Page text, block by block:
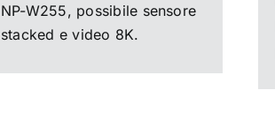
NP-W255, possibile sensore
stacked e video 8K.